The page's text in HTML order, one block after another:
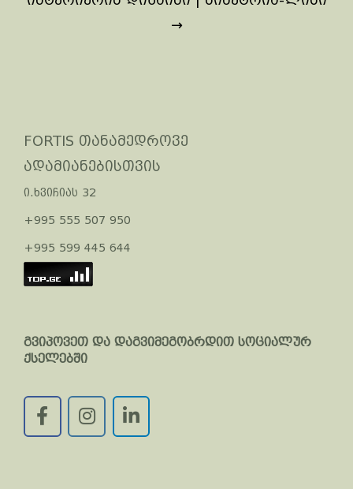
→
FORTIS თანამედროვე
ადამიანებისთვის
ი.ხვიჩიას 32
+995 555 507 950
+995 599 445 644
გვიპოვეთ და დაგვიმეგობრდით სოციალურ
ქსელებში